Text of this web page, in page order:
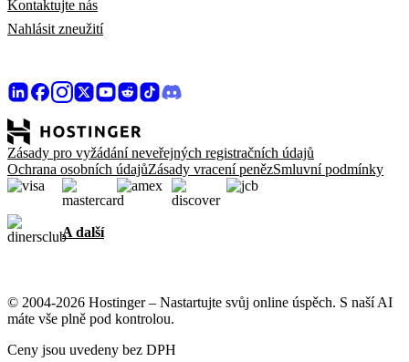
Kontaktujte nás
Nahlásit zneužití
Zásady pro vyžádání neveřejných registračních údajů
Ochrana osobních údajůZásady vracení penězSmluvní podmínky
A další
© 2004-2026 Hostinger – Nastartujte svůj online úspěch. S naší AI
máte vše plně pod kontrolou.
Ceny jsou uvedeny bez DPH